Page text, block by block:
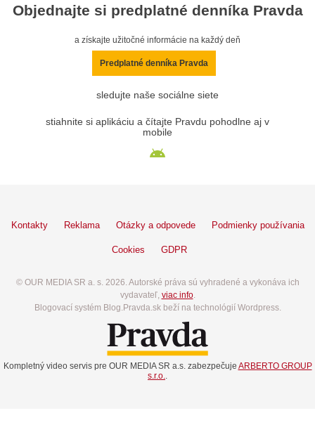
Objednajte si predplatné denníka Pravda
a získajte užitočné informácie na každý deň
Predplatné denníka Pravda
sledujte naše sociálne siete
stiahnite si aplikáciu a čítajte Pravdu pohodlne aj v
mobile
Kontakty Reklama Otázky a odpovede Podmienky používania
Cookies GDPR
© OUR MEDIA SR a. s. 2026. Autorské práva sú vyhradené a vykonáva ich
vydavateľ, viac info.
Blogovací systém Blog.Pravda.sk beží na technológií Wordpress.
Kompletný video servis pre OUR MEDIA SR a.s. zabezpečuje ARBERTO GROUP
s.r.o..